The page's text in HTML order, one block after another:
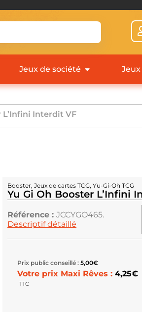
Jeux de société
L’Infini Interdit VF
Booster, Jeux de cartes TCG, Yu-Gi-Oh TCG
Yu Gi Oh Booster L’Infini
Référence : JCCYGO465.
Descriptif détaillé
Prix public conseillé : 5,00€
Votre prix Maxi Rêves : 4,25€
TTC